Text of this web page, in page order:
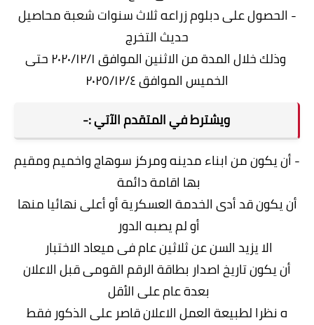
- الحصول على دبلوم زراعه ثلاث سنوات شعبة محاصيل
حديث التخرج
وذلك
خلال المدة من الاثنين الموافق ۲۰۲۰/۱۲/۱ حتى
الخميس الموافق ٢٠٢٥/١٢/٤
ويشترط في المتقدم الآتي :-
- أن يكون من ابناء مدينه ومركز سوهاج واخميم ومقيم
بها اقامة دائمة
أن يكون قد أدى الخدمة العسكرية أو أعلى نهائيا منها
أو لم يصبه الدور
الا يزيد السن عن ثلاثين عام فى ميعاد الاختبار
أن يكون تاريخ اصدار بطاقة الرقم القومى قبل الاعلان
بعدة عام على الأقل
ه نظرا لطبيعة العمل الاعلان قاصر على الذكور فقط